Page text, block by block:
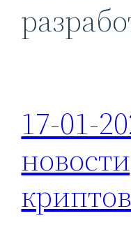
17-01-